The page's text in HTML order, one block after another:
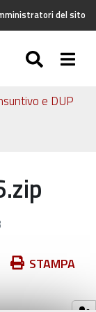
del sito
e DUP
STAMPA